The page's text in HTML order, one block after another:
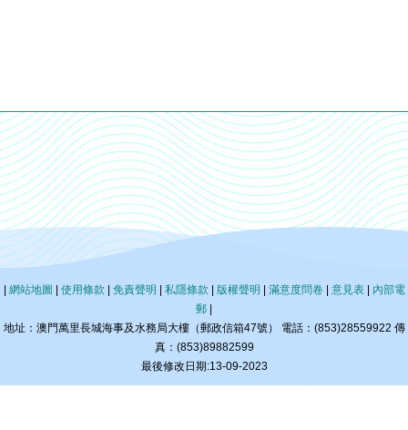
| 網站地圖 | 使用條款 | 免責聲明 | 私隱條款 | 版權聲明 | 滿意度問卷| 意見表| 內部電
郵 |
地址：澳門萬里長城海事及水務局大樓（郵政信箱47號） 電話：(853)28559922 傳
真：(853)89882599
最後修改日期:13-09-2023